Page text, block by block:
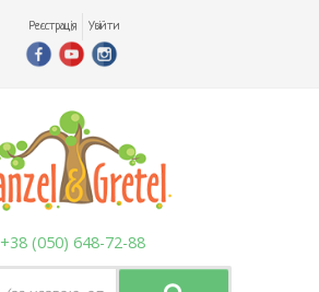
Реєстрація Увійти
+38 (050) 648-72-88